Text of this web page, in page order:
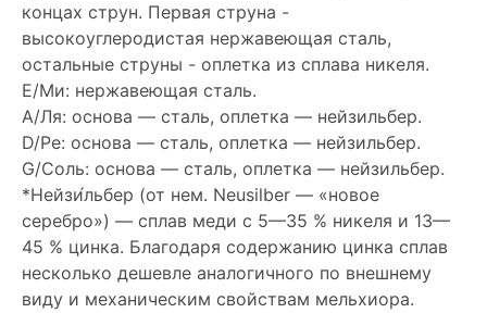
концах струн. Первая струна -
высокоуглеродистая нержавеющая сталь,
остальные струны - оплетка из сплава никеля.
E/Ми: нержавеющая сталь.
A/Ля: основа — сталь, оплетка — нейзильбер.
D/Ре: основа — сталь, оплетка — нейзильбер.
G/Соль: основа — сталь, оплетка — нейзильбер.
*Нейзи́льбер (от нем. Neusilber — «новое
серебро») — сплав меди с 5—35 % никеля и 13—
45 % цинка. Благодаря содержанию цинка сплав
несколько дешевле аналогичного по внешнему
виду и механическим свойствам мельхиора.